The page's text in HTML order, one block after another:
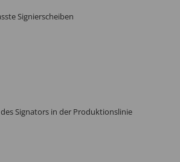
Signierscheiben
Signators in der Produktionslinie